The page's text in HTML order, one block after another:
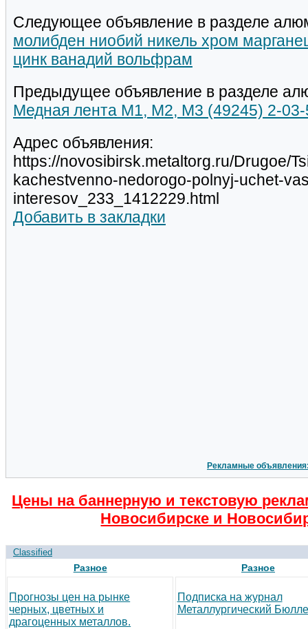
Следующее объявление в разделе
молибден ниобий никель хром
цинк ванадий вольфрам
Предыдущее объявление в разделе
Медная лента М1, М2, М3 (49245) 2-03-
Адрес объявления:
https://novosibirsk.metaltorg.ru/Drugoe/
kachestvenno-nedorogo-polnyj-uchet-
interesov_233_1412229.html
Добавить в закладки
Рекламные
Цены на баннерную и текстовую
Новосибирске и
Classified
Разное
Прогнозы цен на рынке
черных, цветных и
драгоценных металлов.
Разное
Подписка на журнал
Металлургический